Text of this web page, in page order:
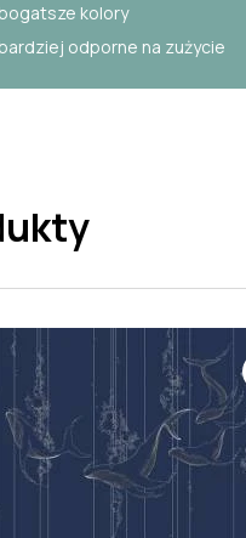
kolory
odporne na zużycie